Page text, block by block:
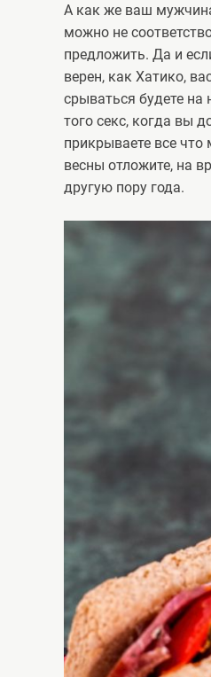
А как же ваш
можно не
предложить. Да и
верен, как Хатико,
срываться будете
того секс, когда вы
прикрываете все
весны отложите, на
другую пору года.